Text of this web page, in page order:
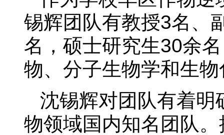
锡辉团队有教授3名、
名，硕士研究生30余
物、分子生物学和生
沈锡辉对团队有着明
物领域国内知名团队